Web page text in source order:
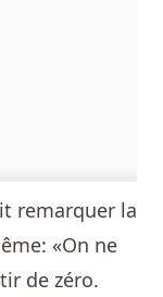
remarquer la
«On ne
de zéro.